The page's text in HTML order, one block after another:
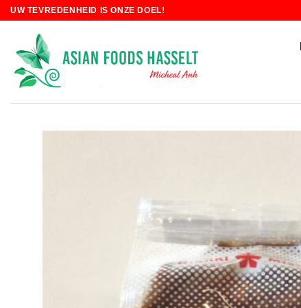
SkipUW TEVREDENHEID IS ONZE DOEL!